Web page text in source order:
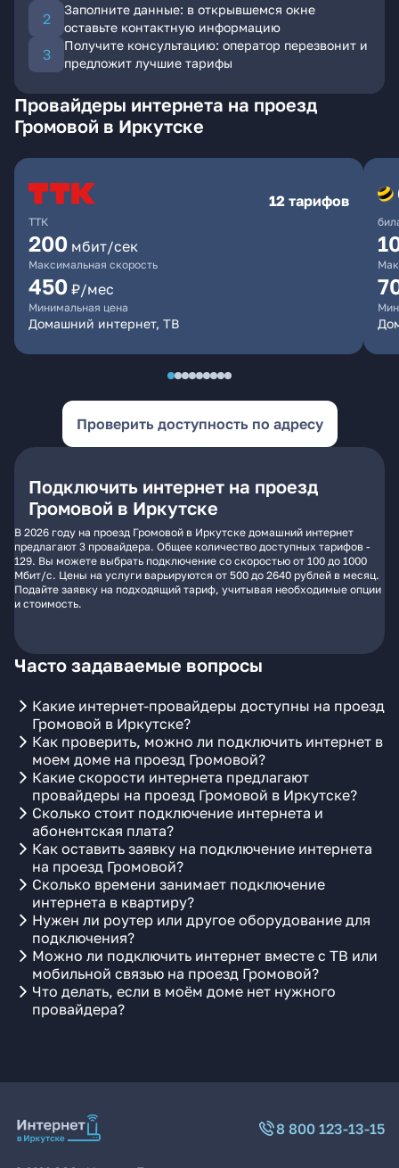
Заполните данные: в открывшемся окне
оставьте контактную информацию
Получите консультацию: оператор перезвонит и
предложит лучшие тарифы
Провайдеры интернета на проезд
Громовой в Иркутске
ТТК
12 тарифов
200 мбит/сек
Максимальная скорость
450 ₽/мес
Минимальная цена
Домашний интернет, ТВ
Проверить доступность по адресу
Подключить интернет на проезд
Громовой в Иркутске
В 2026 году на проезд Громовой в Иркутске домашний интернет
предлагают 3 провайдера. Общее количество доступных тарифов -
129. Вы можете выбрать подключение со скоростью от 100 до 1000
Мбит/с. Цены на услуги варьируются от 500 до 2640 рублей в месяц.
Подайте заявку на подходящий тариф, учитывая необходимые опции
и стоимость.
Часто задаваемые вопросы
Какие интернет-провайдеры доступны на проезд
Громовой в Иркутске?
Как проверить, можно ли подключить интернет в
моем доме на проезд Громовой?
Какие скорости интернета предлагают
провайдеры на проезд Громовой в Иркутске?
Сколько стоит подключение интернета и
абонентская плата?
Как оставить заявку на подключение интернета
на проезд Громовой?
Сколько времени занимает подключение
интернета в квартиру?
Нужен ли роутер или другое оборудование для
подключения?
Можно ли подключить интернет вместе с ТВ или
мобильной связью на проезд Громовой?
Что делать, если в моём доме нет нужного
провайдера?
8 800 123-13-15